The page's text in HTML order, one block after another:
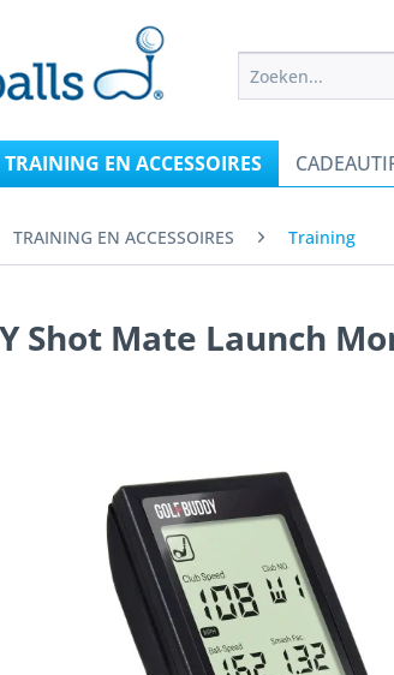
TRAINING EN ACCESSOIRES
TRAINING EN ACCESSOIRES Training
Shot Mate Launch